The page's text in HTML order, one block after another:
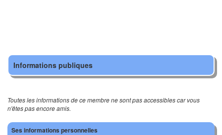
Informations publiques
Toutes les informations de ce membre ne sont pas accessibles car vous
n'êtes pas encore amis.
Ses informations personnelles